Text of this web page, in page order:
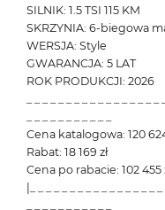
SILNIK: 1.5 TSI 115 KM
SKRZYNIA: 6-biegowa
WERSJA: Style
GWARANCJA: 5 LAT
ROK PRODUKCJI: 2026
Cena katalogowa: 120
Rabat: 18 169 zł
Cena po rabacie: 102 455